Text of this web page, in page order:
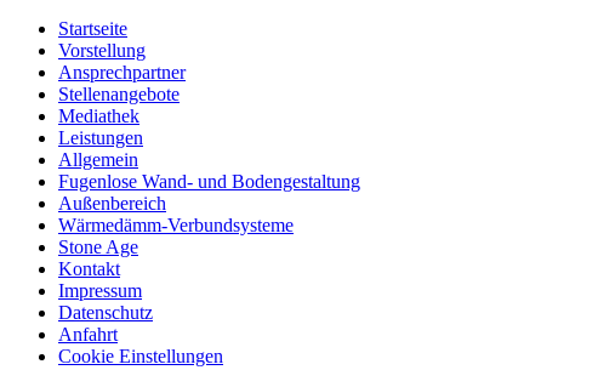
Startseite
Vorstellung
Ansprechpartner
Stellenangebote
Mediathek
Leistungen
Allgemein
Fugenlose Wand- und Bodengestaltung
Außenbereich
Wärmedämm-Verbundsysteme
Stone Age
Kontakt
Impressum
Datenschutz
Anfahrt
Cookie Einstellungen